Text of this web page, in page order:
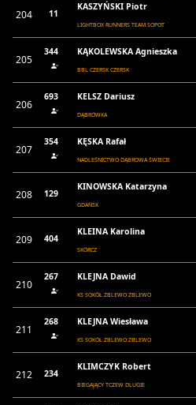
204 11
KASZYŃSKI Piotr
LIGHTBOX RUNNERS TEAM SOPOT
205
344 KĄKOLEWSKA Agnieszka
BBL CZERSK CZERSK
206
693 KELSZ Dariusz
DĄBRÓWKA
207
354 KĘSKA Rafał
NADLEŚNICTWO DĄBROWA ŚWIECIE
208 129
KINOWSKA Katarzyna
GDAŃSK
209 404
KLEINA Karolina
SKÓRCZ
210
267 KLEJNA Dawid
KS SOKÓŁ ZBLEWO ZBLEWO
211
268 KLEJNA Wiesława
KS SOKÓŁ ZBLEWO ZBLEWO
212 234
KLIMCZYK Robert
BIEGAJĄCY TCZEW DLUGIE